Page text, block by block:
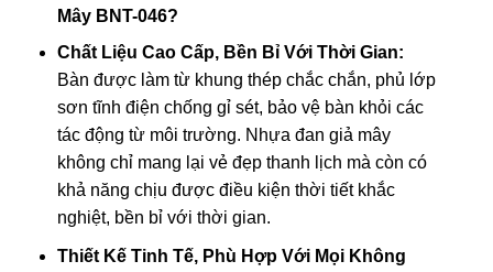
Mây BNT-046?
Chất Liệu Cao Cấp, Bền Bỉ Với Thời Gian:
Bàn được làm từ khung thép chắc chắn, phủ lớp
sơn tĩnh điện chống gỉ sét, bảo vệ bàn khỏi các
tác động từ môi trường. Nhựa đan giả mây
không chỉ mang lại vẻ đẹp thanh lịch mà còn có
khả năng chịu được điều kiện thời tiết khắc
nghiệt, bền bỉ với thời gian.
Thiết Kế Tinh Tế, Phù Hợp Với Mọi Không